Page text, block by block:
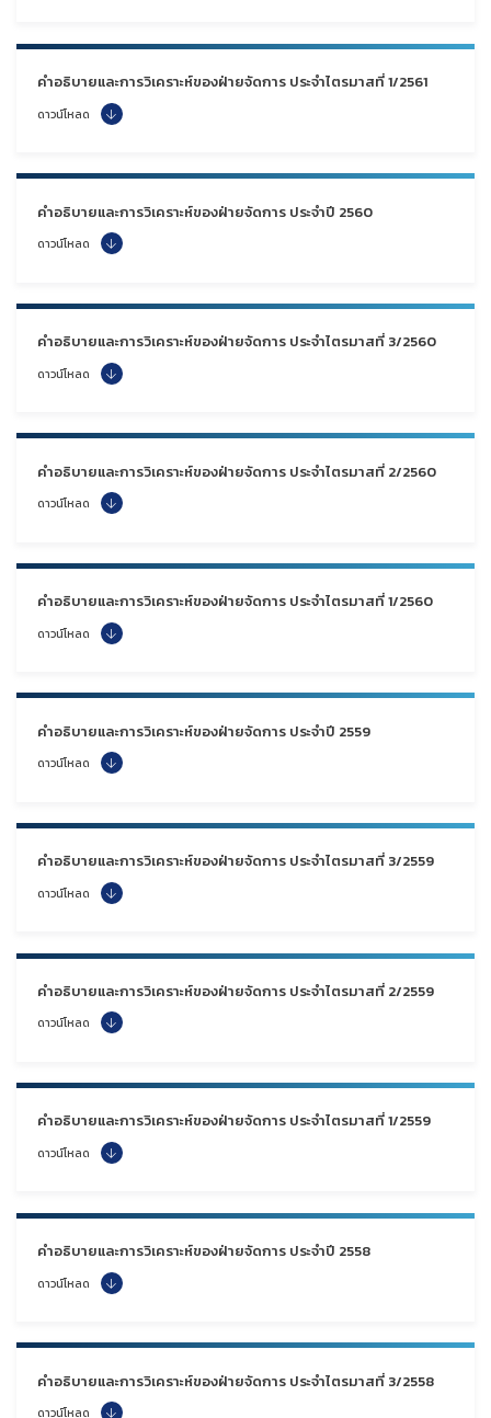
คำอธิบายและการวิเคราะห์ของฝ่ายจัดการ ประจำไตรมาสที่ 1/2561
ดาวน์โหลด
คำอธิบายและการวิเคราะห์ของฝ่ายจัดการ ประจำปี 2560
ดาวน์โหลด
คำอธิบายและการวิเคราะห์ของฝ่ายจัดการ ประจำไตรมาสที่ 3/2560
ดาวน์โหลด
คำอธิบายและการวิเคราะห์ของฝ่ายจัดการ ประจำไตรมาสที่ 2/2560
ดาวน์โหลด
คำอธิบายและการวิเคราะห์ของฝ่ายจัดการ ประจำไตรมาสที่ 1/2560
ดาวน์โหลด
คำอธิบายและการวิเคราะห์ของฝ่ายจัดการ ประจำปี 2559
ดาวน์โหลด
คำอธิบายและการวิเคราะห์ของฝ่ายจัดการ ประจำไตรมาสที่ 3/2559
ดาวน์โหลด
คำอธิบายและการวิเคราะห์ของฝ่ายจัดการ ประจำไตรมาสที่ 2/2559
ดาวน์โหลด
คำอธิบายและการวิเคราะห์ของฝ่ายจัดการ ประจำไตรมาสที่ 1/2559
ดาวน์โหลด
คำอธิบายและการวิเคราะห์ของฝ่ายจัดการ ประจำปี 2558
ดาวน์โหลด
คำอธิบายและการวิเคราะห์ของฝ่ายจัดการ ประจำไตรมาสที่ 3/2558
ดาวน์โหลด